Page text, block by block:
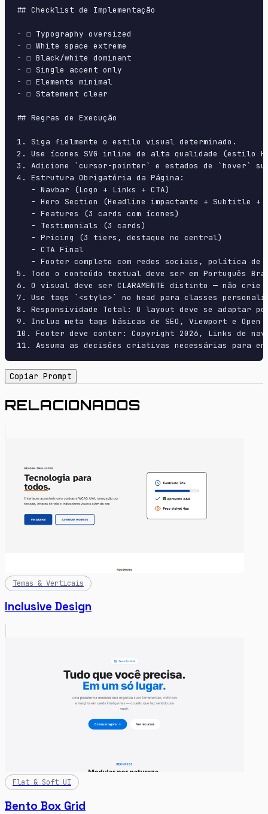
## Checklist de Implementação
- ☐ Typography oversized
- ☐ White space extreme
- ☐ Black/white dominant
- ☐ Single accent only
- ☐ Elements minimal
- ☐ Statement clear
## Regras de Execução
1. Siga fielmente o estilo visual determinado.
2. Use ícones SVG inline de alta qualidade (estilo
3. Adicione `cursor-pointer` e estados de `hover`
4. Estrutura Obrigatória da Página:
   - Navbar (Logo + Links + CTA)
- Hero Section (Headline impactante + Subtitle +
   - Features (3 cards com ícones)
   - Testimonials (3 cards)
   - Pricing (3 tiers, destaque no central)
   - CTA Final
- Footer completo com redes sociais, política
5. Todo o conteúdo textual deve ser em Português
6. O visual deve ser CLARAMENTE distinto — não
7. Use tags `<style>` no head para classes
8. Responsividade Total: O layout deve se adaptar
9. Inclua meta tags básicas de SEO, Viewport e Open
10. Footer deve conter: Copyright 2026, Links de
11. Assuma as decisões criativas necessárias para
Copiar Prompt
RELACIONADOS
Temas & Verticais
Inclusive Design
Flat & Soft UI
Bento Box Grid